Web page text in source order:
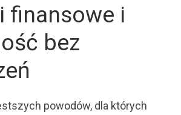
finansowe i
bez
powodów, dla których